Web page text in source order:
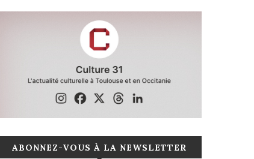
ABONNEZ-VOUS À LA NEWSLETTER